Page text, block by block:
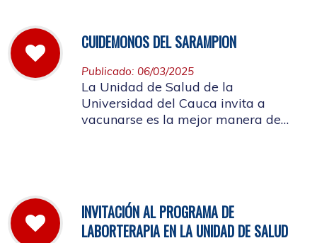
CUIDEMONOS DEL SARAMPION
Publicado: 06/03/2025
La Unidad de Salud de la
Universidad del Cauca invita a
vacunarse es la mejor manera de
INVITACIÓN AL PROGRAMA DE
LABORTERAPIA EN LA UNIDAD DE SALUD